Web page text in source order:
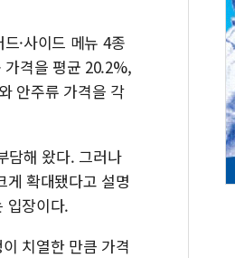
·사이드 메뉴 4종
격을 평균 20.2%,
안주류 가격을 각
담해 왔다. 그러나
확대됐다고 설명
입장이다.
치열한 만큼 가격